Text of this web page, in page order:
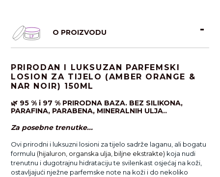
O PROIZVODU
PRIRODAN I LUKSUZAN PARFEMSKI
LOSION ZA TIJELO (AMBER ORANGE &
NAR NOIR) 150ML
🌿 95 % i 97 % PRIRODNA BAZA. BEZ SILIKONA,
PARAFINA, PARABENA, MINERALNIH ULJA..
Za posebne trenutke...
Ovi prirodni i luksuzni losioni za tijelo sadrže laganu, ali bogatu
formulu (hijaluron, organska ulja, biljne ekstrakte) koja nudi
trenutnu i dugotrajnu hidrataciju te svilenkast osjećaj na koži,
ostavljajući nježne parfemske note na koži i do nekoliko